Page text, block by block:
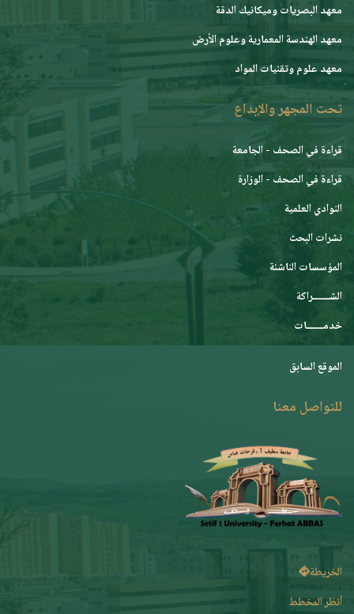
معهد البصريات وميكانيك الدقة
معهد الهندسة المعمارية وعلوم الأرض
معهد علوم وتقنيات المواد
تحت المجهر والإبداع
قراءة في الصحف - الجامعة
قراءة في الصحف - الوزارة
النوادي العلمية
نشرات البحث
المؤسسات الناشئة
الشـــــــراكة
خدمـــــــات
الموقع السابق
للتواصل معنا
الخريطة
أنظر المخطط